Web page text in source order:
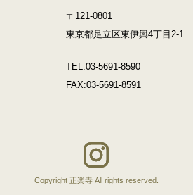
〒121-0801
東京都足立区東伊興4丁目2-1
TEL:03-5691-8590
FAX:03-5691-8591
Copyright 正楽寺 All rights reserved.